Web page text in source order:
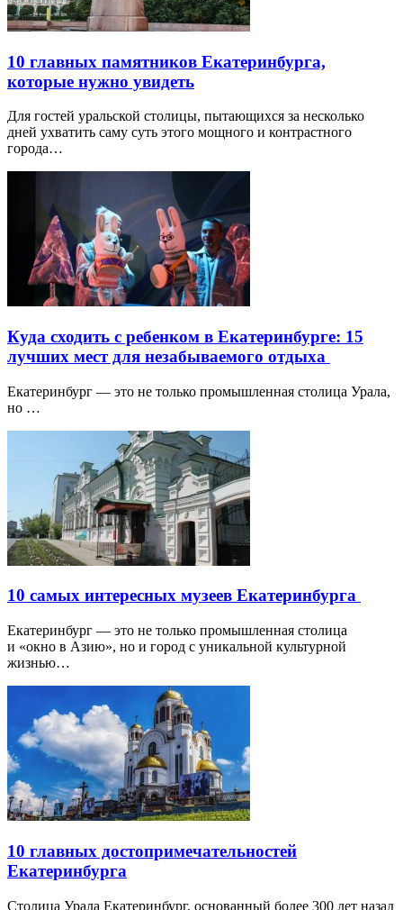
10 главных памятников Екатеринбурга,
которые нужно увидеть
Для гостей уральской столицы, пытающихся за несколько
дней ухватить саму суть этого мощного и контрастного
города…
Куда сходить с ребенком в Екатеринбурге: 15
лучших мест для незабываемого отдыха
Екатеринбург — это не только промышленная столица Урала,
но …
10 самых интересных музеев Екатеринбурга
Екатеринбург — это не только промышленная столица
и «окно в Азию», но и город с уникальной культурной
жизнью…
10 главных достопримечательностей
Екатеринбурга
Столица Урала Екатеринбург, основанный более 300 лет назад